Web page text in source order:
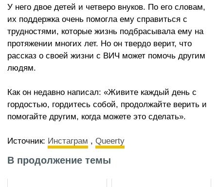
У него двое детей и четверо внуков. По его словам,
их поддержка очень помогла ему справиться с
трудностями, которые жизнь подбрасывала ему на
протяжении многих лет. Но он твердо верит, что
рассказ о своей жизни с ВИЧ может помочь другим
людям.
Как он недавно написал: «Живите каждый день с
гордостью, гордитесь собой, продолжайте верить и
помогайте другим, когда можете это сделать».
Источник: Инстаграм , Queerty
В продолжение темы